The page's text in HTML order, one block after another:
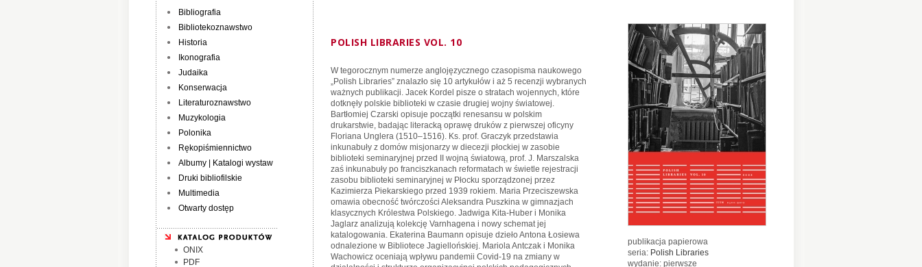
Bibliografia
Bibliotekoznawstwo
Historia
Ikonografia
Judaika
Konserwacja
Literaturoznawstwo
Muzykologia
Polonika
Rękopiśmiennictwo
Albumy | Katalogi wystaw
Druki bibliofilskie
Multimedia
Otwarty dostęp
ONIX
PDF
publikacja papierowa
seria: Polish Libraries
wydanie: pierwsze
POLISH LIBRARIES VOL. 10
W tegorocznym numerze anglojęzycznego czasopisma naukowego
„Polish Libraries” znalazło się 10 artykułów i aż 5 recenzji wybranych
ważnych publikacji. Jacek Kordel pisze o stratach wojennych, które
dotknęły polskie biblioteki w czasie drugiej wojny światowej.
Bartłomiej Czarski opisuje początki renesansu w polskim
drukarstwie, badając literacką oprawę druków z pierwszej oficyny
Floriana Unglera (1510–1516). Ks. prof. Graczyk przedstawia
inkunabuły z domów misjonarzy w diecezji płockiej w zasobie
biblioteki seminaryjnej przed II wojną światową, prof. J. Marszalska
zaś inkunabuły po franciszkanach reformatach w świetle rejestracji
zasobu biblioteki seminaryjnej w Płocku sporządzonej przez
Kazimierza Piekarskiego przed 1939 rokiem. Maria Przeciszewska
omawia obecność twórczości Aleksandra Puszkina w gimnazjach
klasycznych Królestwa Polskiego. Jadwiga Kita-Huber i Monika
Jaglarz analizują kolekcję Varnhagena i nowy schemat jej
katalogowania. Ekaterina Baumann opisuje dzieło Antona Łosiewa
odnalezione w Bibliotece Jagiellońskiej. Mariola Antczak i Monika
Wachowicz oceniają wpływu pandemii Covid-19 na zmiany w